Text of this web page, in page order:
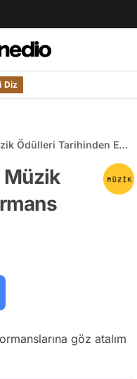
Diz
Ödülleri Tarihinden En
Müzik
göz atalım